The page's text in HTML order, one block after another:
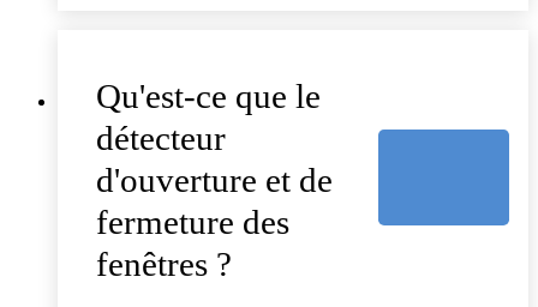
Qu'est-ce que le
détecteur
d'ouverture et de
fermeture des
fenêtres ?